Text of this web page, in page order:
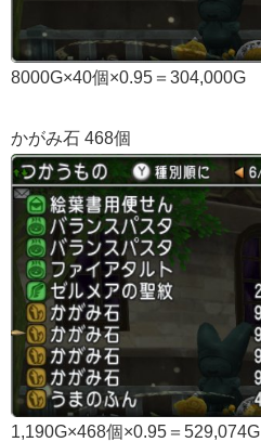
8000G×40個×0.95＝304,000G
かがみ石 468個
1,190G×468個×0.95＝529,074G